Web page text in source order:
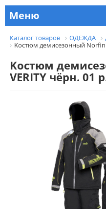
Меню
Каталог товаров ОДЕЖДА
Kостюм демисезонный Norfin
Kостюм
VERITY чёрн. 01